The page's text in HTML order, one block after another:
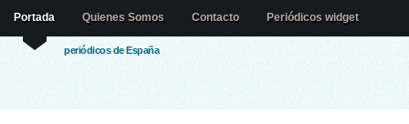
periódicos de España
Portada Quienes Somos Contacto Periódicos widget